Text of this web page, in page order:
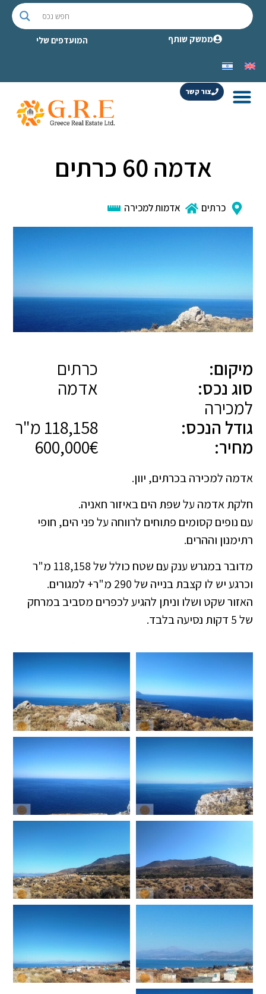
ממשק שותף המועדפים שלי
צור קשר
אדמה 60 כרתים
כרתים אדמות למכירה
מיקום:
כרתים
סוג נכס:
אדמה
למכירה
גודל הנכס:
118,158 מ"ר
מחיר:
600,000€
אדמה למכירה בכרתים, יוון.
חלקת אדמה על שפת הים באיזור חאניה.
עם נופים קסומים פתוחים לרווחה על פני הים, חופי
רתימנון וההרים.
מדובר במגרש ענק עם שטח כולל של 118,158 מ"ר
וכרגע יש לו קצבת בנייה של 290 מ"ר+ למגורים.
האזור שקט ושלו וניתן להגיע לכפרים מסביב במרחק
של 5 דקות נסיעה בלבד.